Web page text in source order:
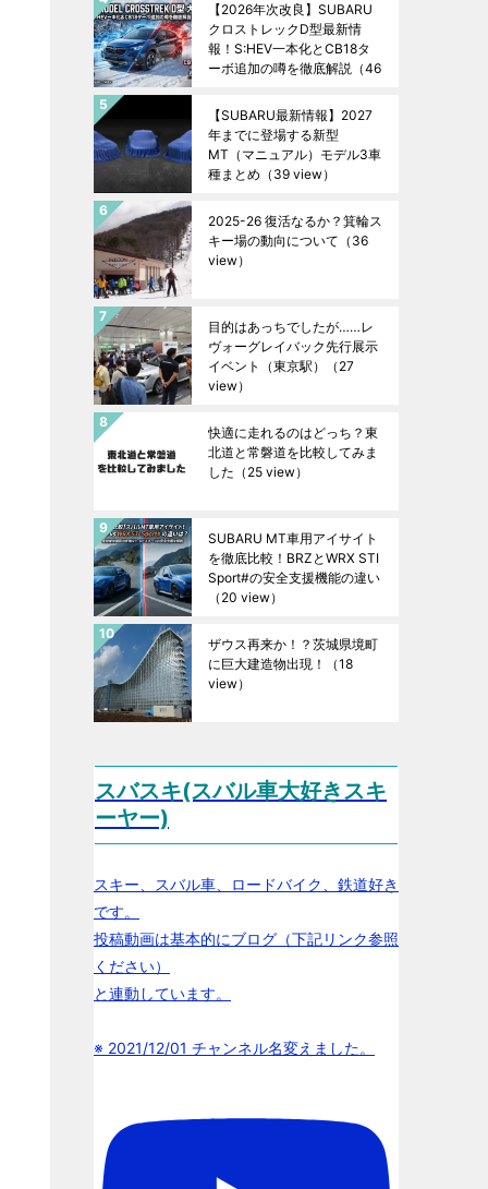
【2026年次改良】SUBARU
クロストレックD型最新情
報！S:HEV一本化とCB18タ
ーボ追加の噂を徹底解説 （46
【SUBARU最新情報】2027
年までに登場する新型
MT（マニュアル）モデル3車
種まとめ （39 view）
2025-26 復活なるか？箕輪ス
キー場の動向について （36
view）
目的はあっちでしたが……レ
ヴォーグレイバック先行展示
イベント（東京駅）
（27
view）
快適に走れるのはどっち？東
北道と常磐道を比較してみま
した （25 view）
SUBARU MT車用アイサイト
を徹底比較！BRZとWRX STI
Sport#の安全支援機能の違い
（20 view）
ザウス再来か！？茨城県境町
に巨大建造物出現！
（18
view）
スバスキ(スバル車大好きスキ
ーヤー)
スキー、スバル車、ロードバイク、鉄道好き
です。
投稿動画は基本的にブログ（下記リンク参照
ください）
と連動しています。
※ 2021/12/01 チャンネル名変えました。